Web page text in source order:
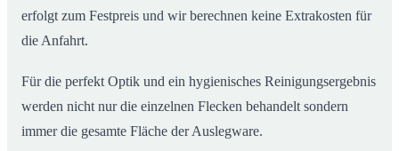
erfolgt zum Festpreis und wir berechnen keine Extrakosten für
die Anfahrt.
Für die perfekt Optik und ein hygienisches Reinigungsergebnis
werden nicht nur die einzelnen Flecken behandelt sondern
immer die gesamte Fläche der Auslegware.